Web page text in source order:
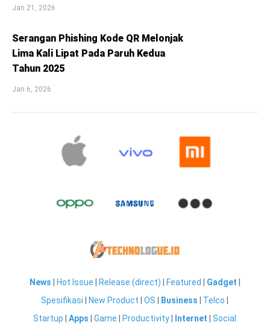
Jan 21, 2026
Serangan Phishing Kode QR Melonjak
Lima Kali Lipat Pada Paruh Kedua
Tahun 2025
Jan 6, 2026
News Hot Issue Release (direct) Featured Gadget
Spesifikasi
New Product |OS Business Telco
Startup |Apps |Game Productivity Internet |Social